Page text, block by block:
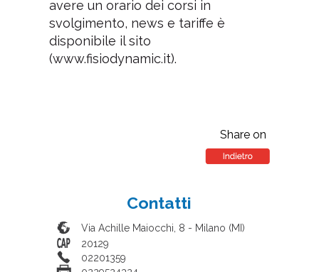
avere un orario dei corsi in
svolgimento, news e tariffe è
disponibile il sito
(www.fisiodynamic.it).
Share on
Contatti
Via Achille Maiocchi, 8 - Milano (MI )
20129
02201359